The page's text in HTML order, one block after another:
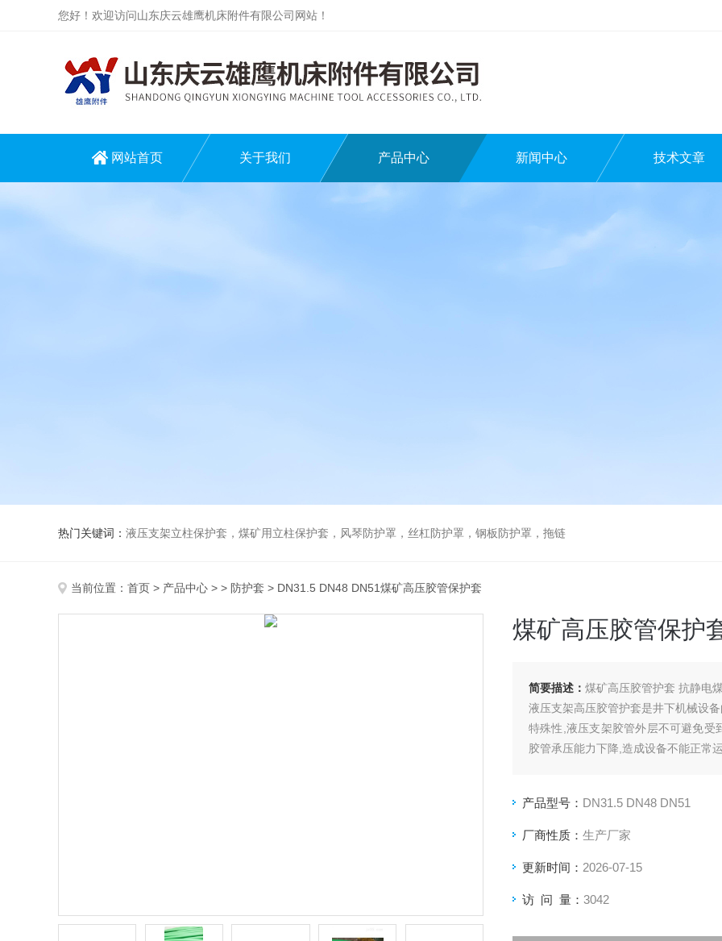
您好！欢迎访问山东庆云雄鹰机床附件有限公司网站！
网站首页 关于我们 产品中心 新闻中心 技术文章
热门关键词： 液压支架立柱保护套，煤矿用立柱保护套，风琴防护罩，丝杠防护罩，钢板防护罩，拖链
当前位置： 首页 > 产品中心 > > 防护套 > DN31.5 DN48 DN51煤矿高压胶管保护套
煤矿高压胶管保护
简要描述： 煤矿高压胶管护套 抗静电
液压支架高压胶管护套是井下机械设
特殊性,液压支架胶管外层不可避免受
胶管承压能力下降,造成设备不能正常
产品型号： DN31.5 DN48 DN51
厂商性质： 生产厂家
更新时间： 2026-07-15
访 问 量： 3042